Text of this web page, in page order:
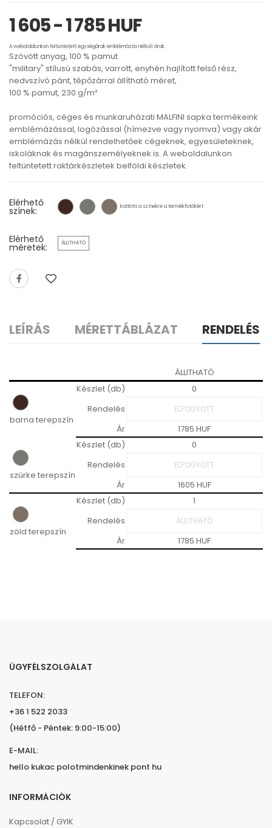
1 605 - 1 785 HUF
A weboldalunkon feltüntetett egységárak emblémázás nélküli árak.
Szövött anyag, 100 % pamut
"military" stílusú szabás, varrott, enyhén hajlított felső rész,
nedvszívó pánt, tépőzárral állítható méret,
100 % pamut, 230 g/m²
promóciós, céges és munkaruházati MALFINI sapka termékeink
emblémázással, logózással (hímezve vagy nyomva) vagy akár
emblémázás nélkül rendelhetőek cégeknek, egyesületeknek,
iskoláknak és magánszemélyeknek is. A weboldalunkon
feltüntetett raktárkészletek belföldi készletek.
Elérhető
színek: kattints a színekre a termékfotókért
Elérhető
méretek: ÁLLITHATÓ
LEÍRÁS MÉRETTÁBLÁZAT RENDELÉS
ÁLLITHATÓ
barna terepszín
Készlet (db)
0
Rendelés
Ár
1785 HUF
szürke terepszín
Készlet (db)
0
Rendelés
Ár
1605 HUF
zöld terepszín
Készlet (db)
1
Rendelés
Ár
1785 HUF
ÜGYFÉLSZOLGÁLAT
TELEFON:
+36 1 522 2033
(Hétfő - Péntek: 9:00-15:00)
E-MAIL:
hello kukac polotmindenkinek pont hu
INFORMÁCIÓK
Kapcsolat / GYIK